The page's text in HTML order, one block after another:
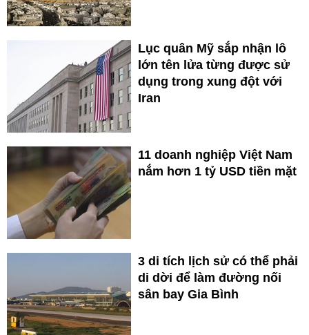
Lục quân Mỹ sắp nhận lô
lớn tên lửa từng được sử
dụng trong xung đột với
Iran
11 doanh nghiệp Việt Nam
nắm hơn 1 tỷ USD tiền mặt
3 di tích lịch sử có thể phải
di dời để làm đường nối
sân bay Gia Bình